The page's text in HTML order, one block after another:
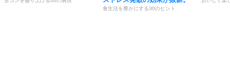
食生活を豊かにする30のヒント